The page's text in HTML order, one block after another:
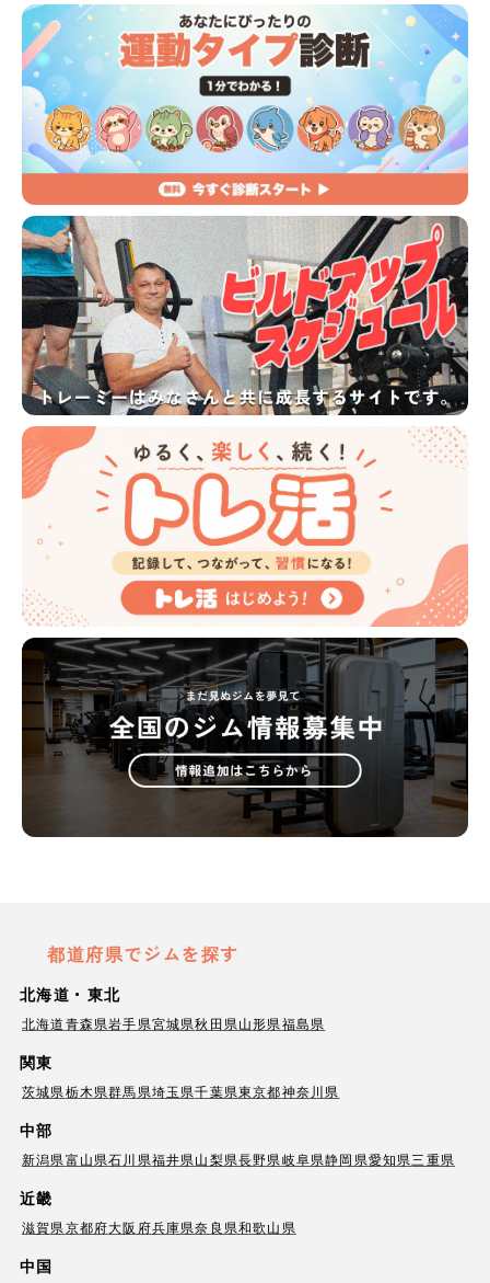
都道府県でジムを探す
北海道・東北
北海道青森県岩手県宮城県秋田県山形県福島県
関東
茨城県栃木県群馬県埼玉県千葉県東京都神奈川県
中部
新潟県富山県石川県福井県山梨県長野県岐阜県静岡県愛知県三重県
近畿
滋賀県京都府大阪府兵庫県奈良県和歌山県
中国